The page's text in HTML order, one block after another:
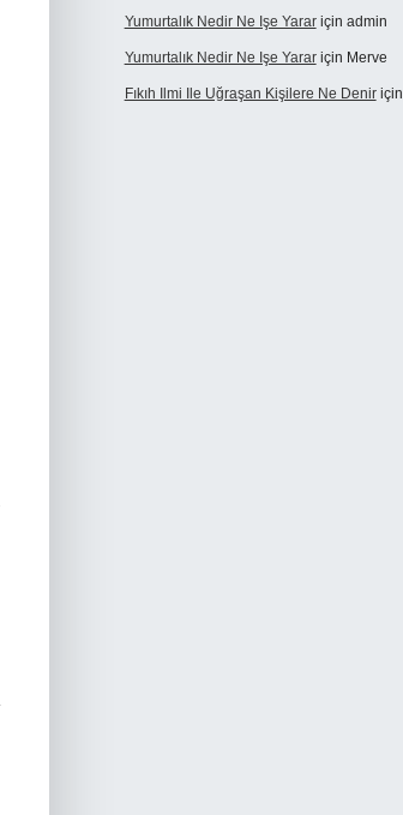
Yumurtalık Nedir Ne Işe Yarariçin admin
Yumurtalık Nedir Ne Işe Yarariçin Merve
Fıkıh Ilmi Ile Uğraşan Kişilere Ne Deniriçin